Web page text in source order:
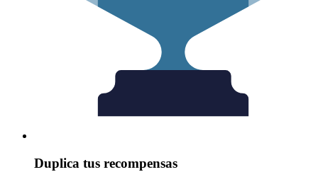
Duplica tus recompensas